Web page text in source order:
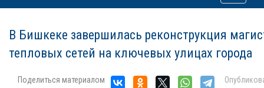
В Бишкеке завершилась реконструкция
тепловых сетей на ключевых улицах города
Поделиться материалом